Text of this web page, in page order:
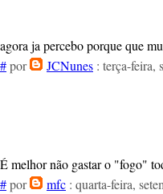
agora ja percebo porque que
#por JCNunes : terça-feira,
É melhor não gastar o "fogo"
#por mfc : quarta-feira,